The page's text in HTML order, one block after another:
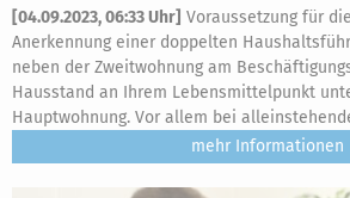
[04.09.2023, 06:33 Uhr] Voraussetzung für
Anerkennung einer doppelten
neben der Zweitwohnung am
Hausstand an Ihrem Lebensmittelpunkt
Hauptwohnung. Vor allem bei
mehr